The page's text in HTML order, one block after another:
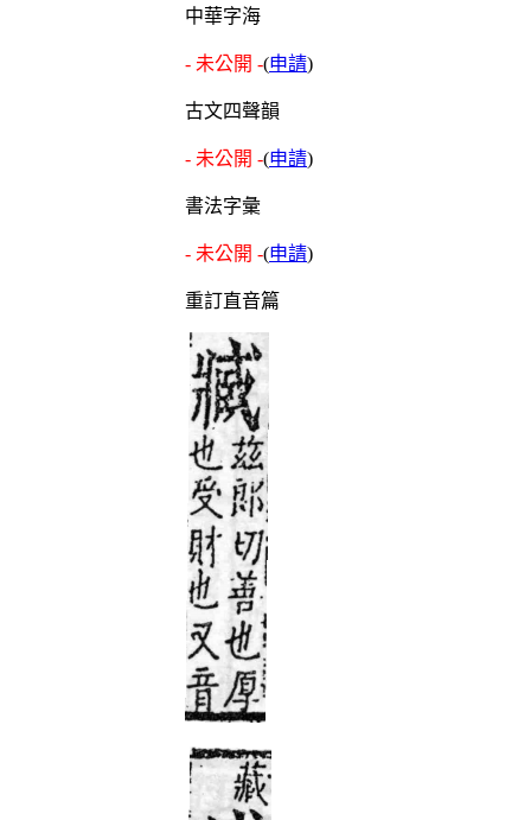
中華字海
- 未公開 -(申請)
古文四聲韻
- 未公開 -(申請)
書法字彙
- 未公開 -(申請)
重訂直音篇